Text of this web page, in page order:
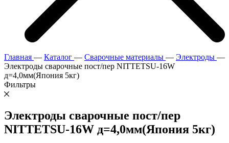
Главная — Каталог — Сварочные материалы — Электроды —
Электроды сварочные пост/пер NITTETSU-16W
д=4,0мм(Япония 5кг)
Фильтры
Электроды сварочные пост/пер
NITTETSU-16W д=4,0мм(Япония 5кг)